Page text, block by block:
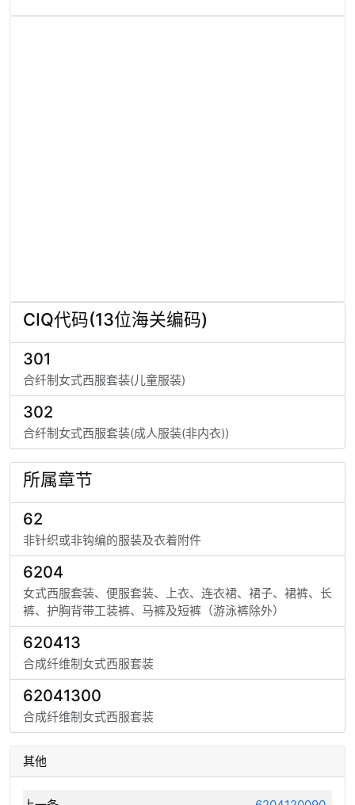
CIQ代码(13位海关编码)
301
合纤制女式西服套装(儿童服装)
302
合纤制女式西服套装(成人服装(非内衣))
所属章节
62
非针织或非钩编的服装及衣着附件
6204
女式西服套装、便服套装、上衣、连衣裙、裙子、裙裤、长
裤、护胸背带工装裤、马裤及短裤（游泳裤除外）
620413
合成纤维制女式西服套装
62041300
合成纤维制女式西服套装
其他